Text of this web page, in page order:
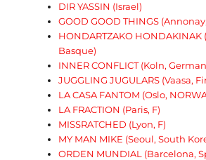
DIR YASSIN (Israel)
GOOD GOOD THINGS
HONDARTZAKO HONDAKINAK
Basque)
INNER CONFLICT (Koln,
JUGGLING JUGULARS (Vaasa,
LA CASA FANTOM (Oslo,
LA FRACTION (Paris, F)
MISSRATCHED (Lyon, F)
MY MAN MIKE (Seoul, South
ORDEN MUNDIAL (Barcelona,